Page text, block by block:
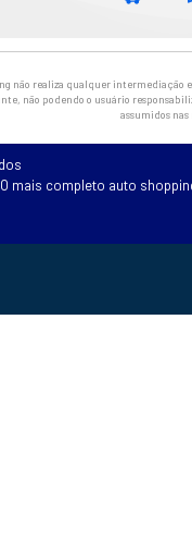
não realiza qualquer intermediação
não podendo o usuário
assumidos
mais completo auto